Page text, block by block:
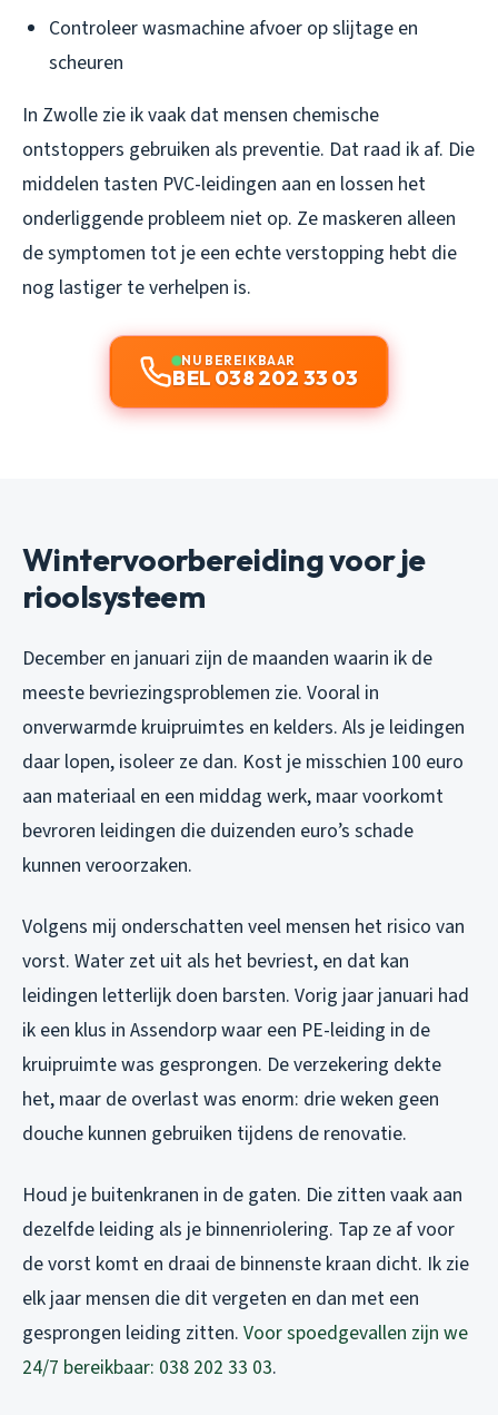
Controleer wasmachine afvoer op slijtage en
scheuren
In Zwolle zie ik vaak dat mensen chemische
ontstoppers gebruiken als preventie. Dat raad ik af. Die
middelen tasten PVC-leidingen aan en lossen het
onderliggende probleem niet op. Ze maskeren alleen
de symptomen tot je een echte verstopping hebt die
nog lastiger te verhelpen is.
NU BEREIKBAAR
BEL 038 202 33 03
Wintervoorbereiding voor je
rioolsysteem
December en januari zijn de maanden waarin ik de
meeste bevriezingsproblemen zie. Vooral in
onverwarmde kruipruimtes en kelders. Als je leidingen
daar lopen, isoleer ze dan. Kost je misschien 100 euro
aan materiaal en een middag werk, maar voorkomt
bevroren leidingen die duizenden euro’s schade
kunnen veroorzaken.
Volgens mij onderschatten veel mensen het risico van
vorst. Water zet uit als het bevriest, en dat kan
leidingen letterlijk doen barsten. Vorig jaar januari had
ik een klus in Assendorp waar een PE-leiding in de
kruipruimte was gesprongen. De verzekering dekte
het, maar de overlast was enorm: drie weken geen
douche kunnen gebruiken tijdens de renovatie.
Houd je buitenkranen in de gaten. Die zitten vaak aan
dezelfde leiding als je binnenriolering. Tap ze af voor
de vorst komt en draai de binnenste kraan dicht. Ik zie
elk jaar mensen die dit vergeten en dan met een
gesprongen leiding zitten. Voor spoedgevallen zijn we
24/7 bereikbaar: 038 202 33 03.